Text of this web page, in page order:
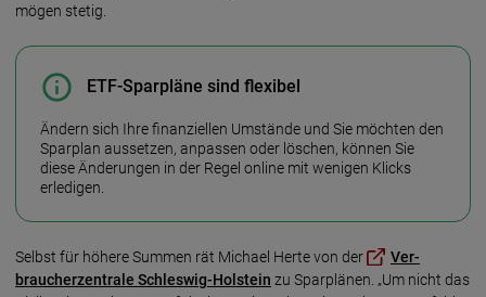
mögen stetig.
ETF-Sparpläne sind flexibel
Ändern sich Ihre finan­ziellen Umstände und Sie möch­ten den
Spar­plan aus­setzen, an­passen oder löschen, können Sie
diese Ände­rungen in der Regel online mit wenigen Klicks
erledigen.
Selbst für höhere Sum­men rät Michael Herte von der
Ver­
braucher­zentra­le Schles­wig-Hol­stein zu Spar­plänen. „Um nicht das